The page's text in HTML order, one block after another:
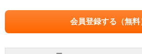
会員登録する（無料